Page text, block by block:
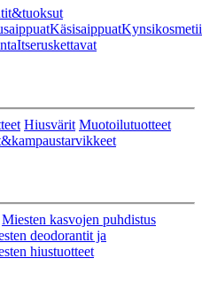
Käsisaippuat
Itseruskettavat
Hiusvärit Muotoilutuotteet
Miesten kasvojen puhdistus
deodorantit ja
hiustuotteet